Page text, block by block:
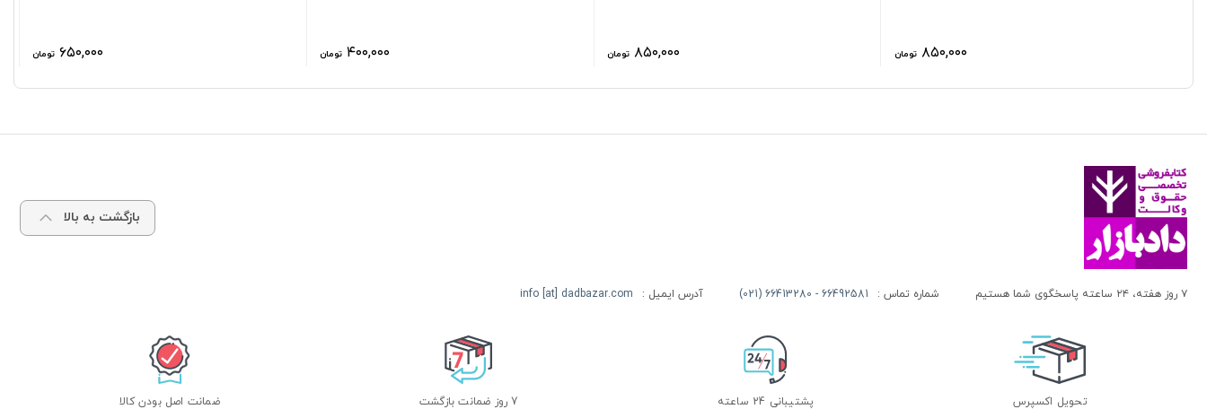
۸۵۰,۰۰۰ تومان ۸۵۰,۰۰۰ تومان ۴۰۰,۰۰۰ تومان ۶۵۰,۰۰۰ تومان
بازگشت به بالا
۷ روز هفته، ۲۴ ساعته پاسخگوی شما هستیم شماره تماس : 66492581 - 66413280 (021) آدرس ایمیل : info [at] dadbazar.com
تحویل اکسپرس پشتیبانی 24 ساعته 7 روز ضمانت بازگشت ضمانت اصل بودن کالا